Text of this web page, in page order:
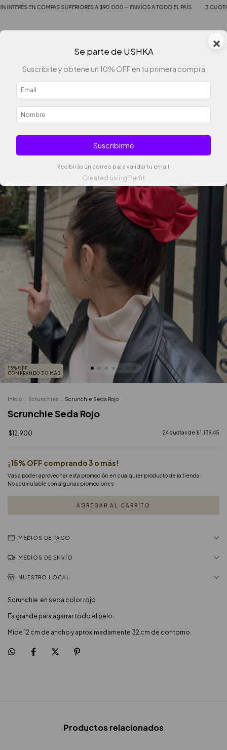
COMPAS SUPERIORES A $90.000 — ENVÍOS A TODO EL PAÍS 3 CUOTAS SIN
15% OFF
COMPRANDO 3 O MÁS
Inicio Scrunchies Scrunchie Seda Rojo
Scrunchie Seda Rojo
$12.900 24cuotas de $1.139,45
¡15% OFF comprando 3 o más!
Vas a poder aprovechar esta promoción en cualquier producto de la tienda.
No acumulable con algunas promociones
MEDIOS DE PAGO
MEDIOS DE ENVÍO
NUESTRO LOCAL
Scrunchie en seda color rojo
Es grande para agarrar todo el pelo .
Mide 12 cm de ancho y aproximadamente 32 cm de contorno.
Productos relacionados
×
Se parte de USHKA
Suscribite y obtene un 10% OFF en tu primera compra
Suscribirme
Recibirás un correo para validar tu email.
Created using Perfit